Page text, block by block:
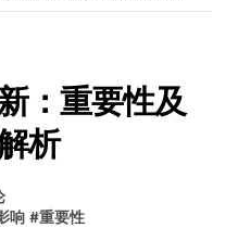
：重要性及
析
响 #重要性